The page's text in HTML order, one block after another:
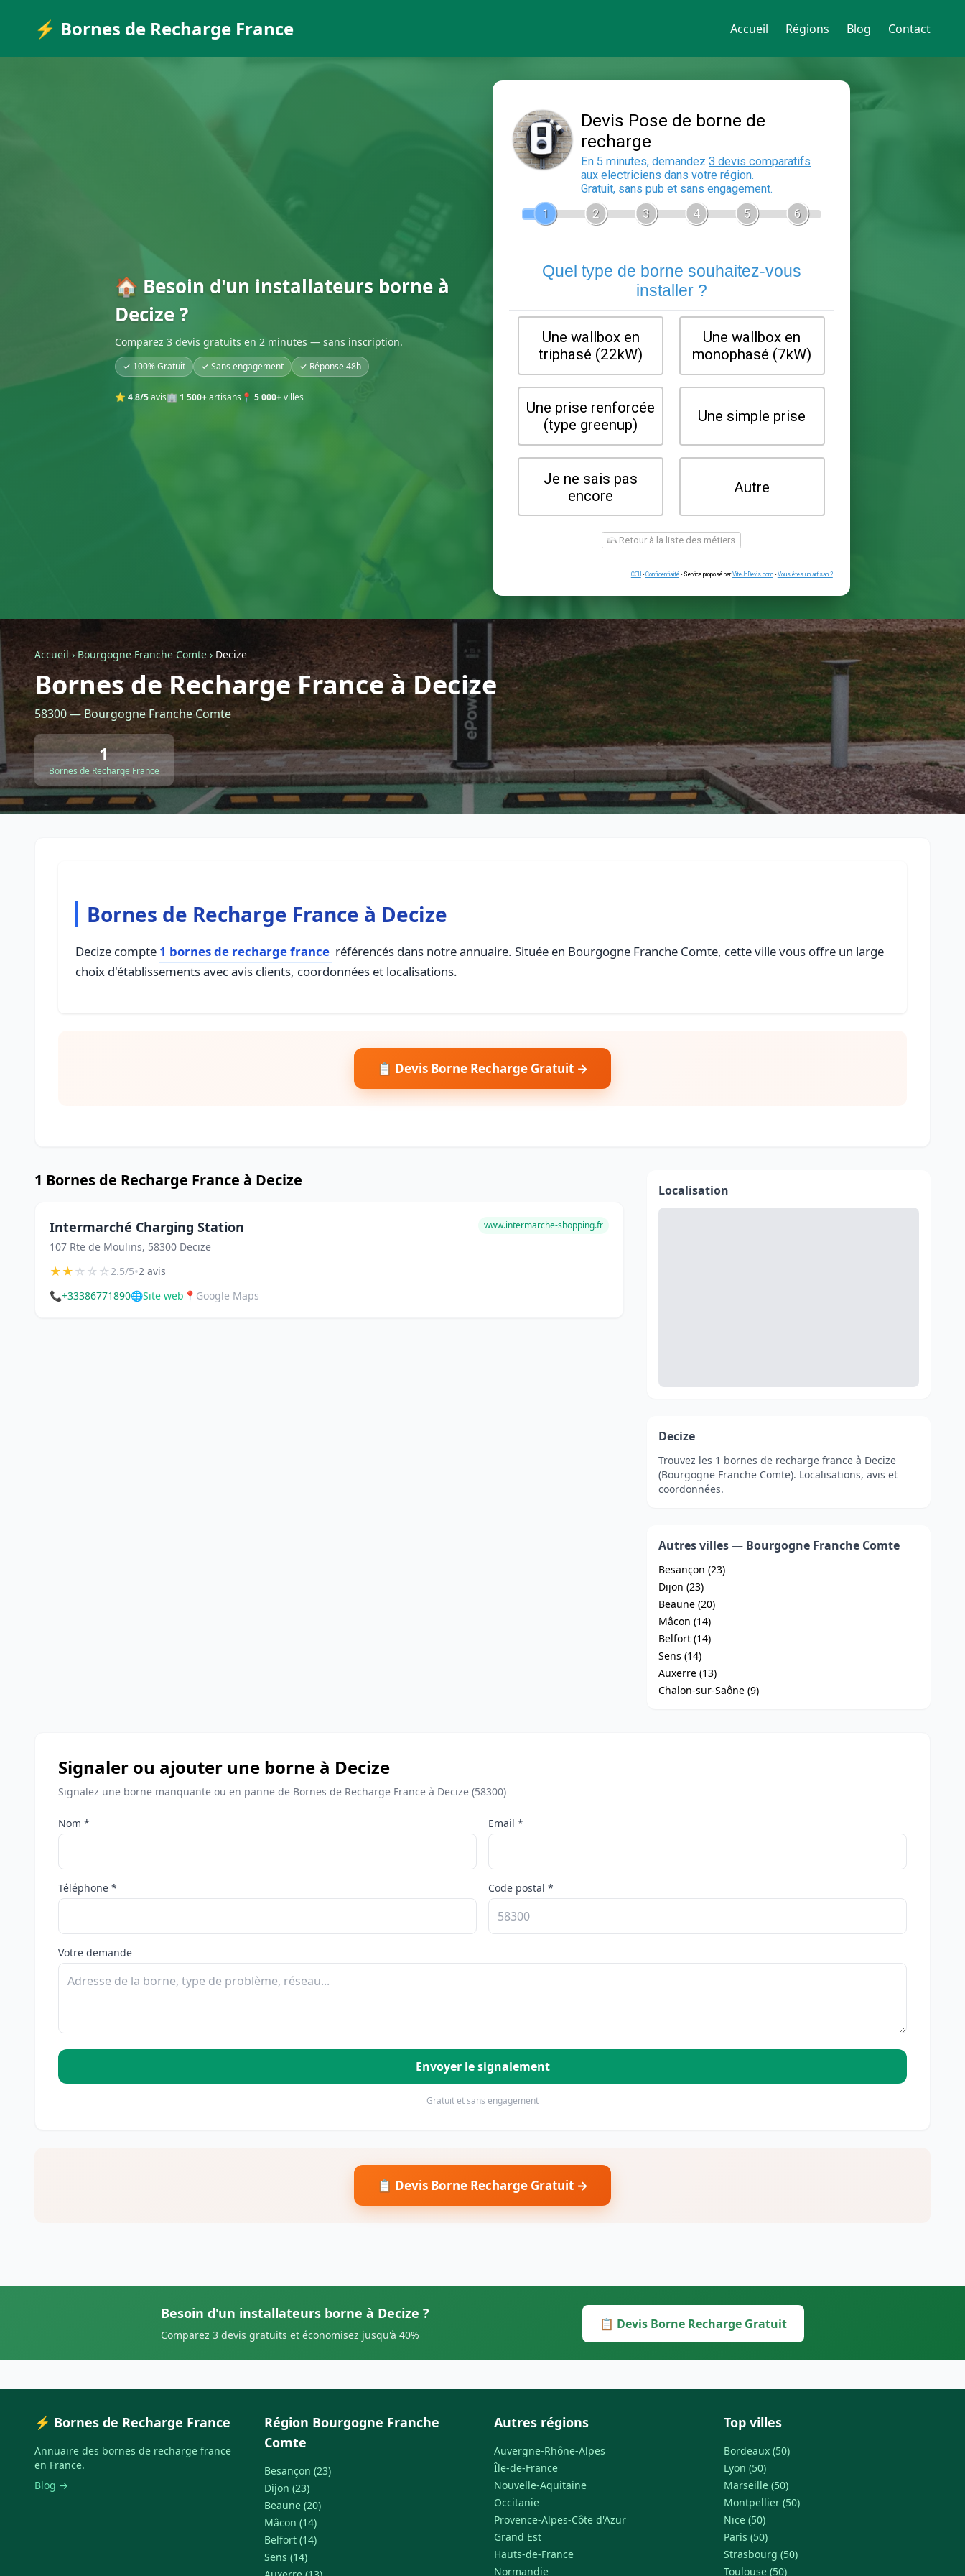
⚡ Bornes de Recharge France Accueil Régions Blog Contact
🏠 Besoin d'un installateurs borne à
Decize ?
Comparez 3 devis gratuits en 2 minutes — sans inscription.
✓ 100% Gratuit ✓ Sans engagement ✓ Réponse 48h
⭐ 4.8/5avis🏢 1 500+artisans 📍 5 000+villes
recharge
En 5 minutes, demandez
auxelectriciensdans votre région.
Gratuit, sans pub et sans engagement.
Quel type de borne souhaitez-
installer ?
Une wallbox en
Une prise renforcée
(type greenup)
Je ne sais pas
Retour à la liste des métiers
Confidentialité - Service proposé par ViteUnDevis.com-
Accueil › Bourgogne Franche Comte › Decize
Bornes de Recharge France à Decize
58300 — Bourgogne Franche Comte
1
Bornes de Recharge France
Bornes de Recharge France à Decize
Decize compte 1 bornes de recharge france référencés dans notre annuaire. Située en Bourgogne Franche Comte, cette ville vous offre un large
choix d'établissements avec avis clients, coordonnées et localisations.
📋 Devis Borne Recharge Gratuit →
1 Bornes de Recharge France à Decize
Intermarché Charging Station
107 Rte de Moulins, 58300 Decize
www.intermarche-shopping.fr
★★☆☆☆2.5/5•2 avis
📞+33386771890🌐Site web 📍 Google Maps
Localisation
Decize
Trouvez les 1 bornes de recharge france à Decize
(Bourgogne Franche Comte). Localisations, avis et
coordonnées.
Autres villes — Bourgogne Franche Comte
Besançon (23)
Dijon (23)
Beaune (20)
Mâcon (14)
Belfort (14)
Sens (14)
Auxerre (13)
Chalon-sur-Saône (9)
Signaler ou ajouter une borne à Decize
Signalez une borne manquante ou en panne de Bornes de Recharge France à Decize (58300)
Nom * Email *
Téléphone * Code postal *
Votre demande
Envoyer le signalement
Gratuit et sans engagement
📋 Devis Borne Recharge Gratuit →
Besoin d'un installateurs borne à Decize ?
Comparez 3 devis gratuits et économisez jusqu'à 40%
📋 Devis Borne Recharge Gratuit
⚡ Bornes de Recharge France
Annuaire des bornes de recharge france
en France.
Blog →
Région Bourgogne Franche
Comte
Besançon (23)
Dijon (23)
Beaune (20)
Mâcon (14)
Belfort (14)
Sens (14)
Autres régions
Auvergne-Rhône-Alpes
Île-de-France
Nouvelle-Aquitaine
Occitanie
Provence-Alpes-Côte d'Azur
Grand Est
Hauts-de-France
Normandie
Top villes
Bordeaux (50)
Lyon (50)
Marseille (50)
Montpellier (50)
Nice (50)
Paris (50)
Strasbourg (50)
Toulouse (50)